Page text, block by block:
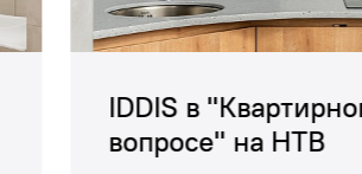
IDDIS в
вопросе" на НТВ